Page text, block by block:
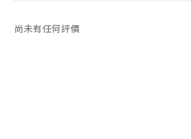
尚未有任何評價